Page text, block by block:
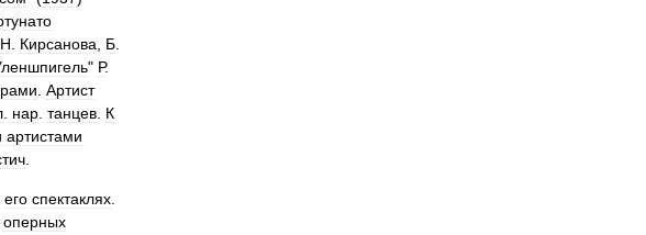
Н Кирсанова Б
" Р.
Артист
нар танцев К
артистами
его спектаклях
оперных